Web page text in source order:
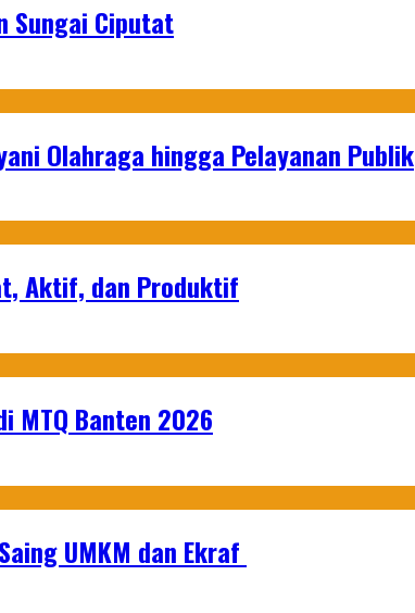
Sungai Ciputat
Olahraga hingga Pelayanan Publik
Aktif, dan Produktif
MTQ Banten 2026
UMKM dan Ekraf